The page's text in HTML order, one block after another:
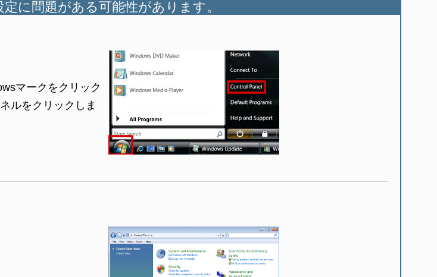
に問題がある可能性があります。
マークをクリック
ルをクリックしま